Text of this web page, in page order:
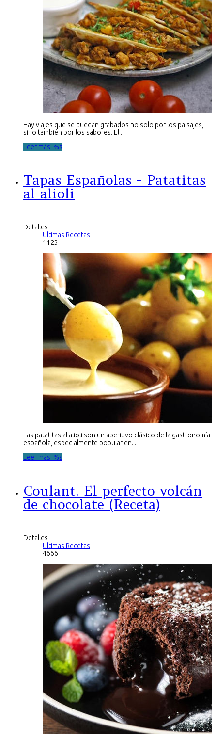
Hay viajes que se quedan grabados no solo por los paisajes,
sino también por los sabores. El...
Leer más: %s
Tapas Españolas - Patatitas
al alioli
Detalles
Ultimas Recetas
1123
Las patatitas al alioli son un aperitivo clásico de la gastronomía
española, especialmente popular en...
Leer más: %s
Coulant. El perfecto volcán
de chocolate (Receta)
Detalles
Ultimas Recetas
4666